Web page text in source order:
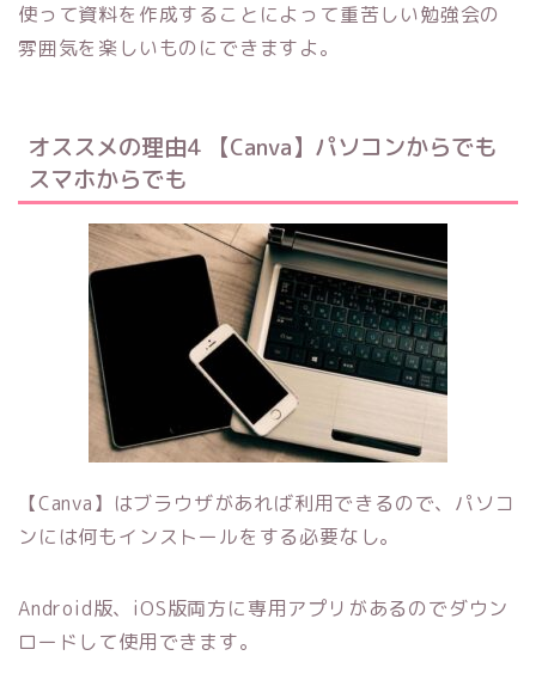
使って資料を作成することによって重苦しい勉強会の
雰囲気を楽しいものにできますよ。
オススメの理由4 【Canva】パソコンからでも
スマホからでも
【Canva】はブラウザがあれば利用できるので、パソコ
ンには何もインストールをする必要なし。
Android版、iOS版両方に専用アプリがあるのでダウン
ロードして使用できます。